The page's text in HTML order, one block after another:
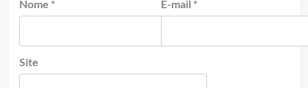
Nome * E-mail *
Site